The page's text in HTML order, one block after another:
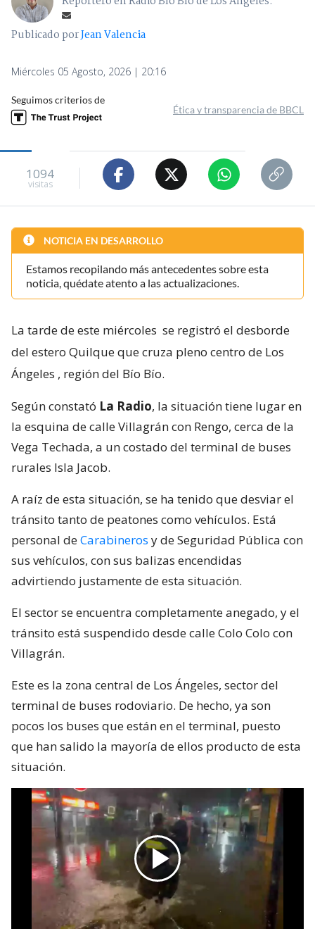
Publicado porJean Valencia
Miércoles 05 Agosto, 2026 | 20:16
Seguimos criterios de
Ética y transparencia de BBCL
1094
visitas
NOTICIA EN DESARROLLO
Estamos recopilando más antecedentes sobre esta
noticia, quédate atento a las actualizaciones.
La tarde de este miércoles se registró el desborde
del estero Quilque que cruza pleno centro de Los
Ángeles , región del Bío Bío.
Según constató La Radio, la situación tiene lugar en
la esquina de calle Villagrán con Rengo, cerca de la
Vega Techada, a un costado del terminal de buses
rurales Isla Jacob.
A raíz de esta situación, se ha tenido que desviar el
tránsito tanto de peatones como vehículos. Está
personal deCarabineros y de Seguridad Pública con
sus vehículos, con sus balizas encendidas
advirtiendo justamente de esta situación.
El sector se encuentra completamente anegado, y el
tránsito está suspendido desde calle Colo Colo con
Villagrán.
Este es la zona central de Los Ángeles, sector del
terminal de buses rodoviario. De hecho, ya son
pocos los buses que están en el terminal, puesto
que han salido la mayoría de ellos producto de esta
situación.